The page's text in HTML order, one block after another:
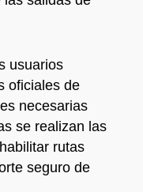
usuarios
oficiales de
necesarias
se realizan las
rutas
seguro de